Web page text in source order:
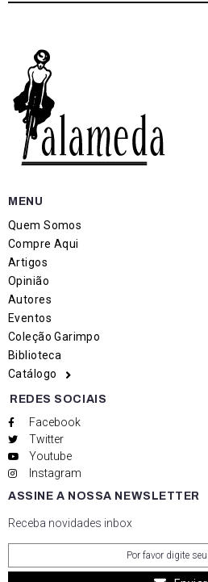
MENU
Quem Somos
Compre Aqui
Artigos
Opinião
Autores
Eventos
Coleção Garimpo
Biblioteca
Catálogo
REDES SOCIAIS
Facebook
Twitter
Youtube
Instagram
ASSINE A NOSSA NEWSLETTER
Receba novidades inbox